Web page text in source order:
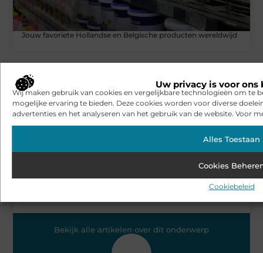
Uw privacy is voor
Wij maken gebruik van cookies en vergelijkbare technologieën om te
mogelijke ervaring te bieden. Deze cookies worden voor diverse
advertenties en het analyseren van het gebruik van de website. Voor
Alles Toestaan
Cookies
Cookiebeleid
Jouw favoriete Hollandse en Belgische producten wereldwijd
Bekijk alle artikelen over dit onderwerp